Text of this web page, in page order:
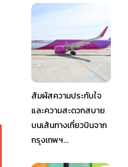
สัมผัสความประทับใจ
และความสะดวกสบาย
บนเส้นทางเที่ยวบินจาก
กรุงเทพฯ...